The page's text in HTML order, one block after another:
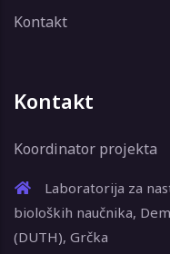
Kontakt
Kontakt
Koordinator projekta
Laboratorija za
bioloških naučnika,
(DUTH), Grčka